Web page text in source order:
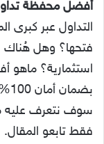
أفضل محفظة
التداول عبر كبرى
فتحها؟ وهل
استثمارية؟ ماهو
سوف نتعرف عليه
فقط تابعو المقال.